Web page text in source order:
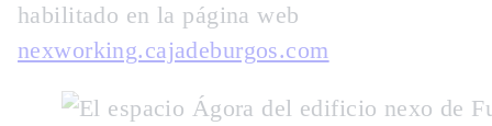
habilitado en la página web
nexworking.cajadeburgos.com